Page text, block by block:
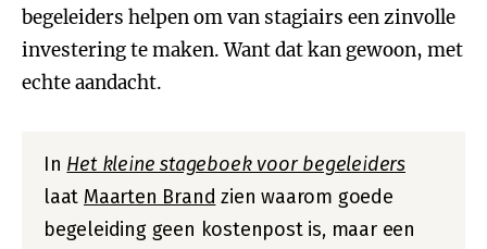
begeleiders helpen om van stagiairs een zinvolle
investering te maken. Want dat kan gewoon, met
echte aandacht.
In Het kleine stageboek voor begeleiders
laat Maarten Brand zien waarom goede
begeleiding geen kostenpost is, maar een